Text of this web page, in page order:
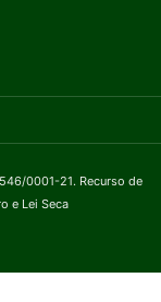
0001-21. Recurso de
e Lei Seca